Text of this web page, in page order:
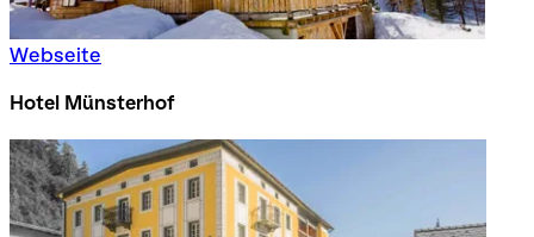
Webseite
Hotel Münsterhof